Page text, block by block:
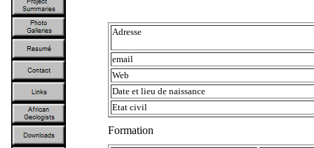
Adresse
email
Web
Date et lieu de naissance
Etat civil
Formation